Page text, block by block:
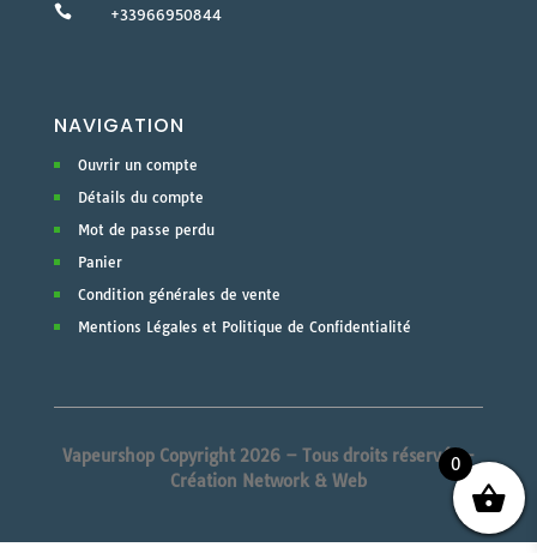
 +33966950844
NAVIGATION
Ouvrir un compte
Détails du compte
Mot de passe perdu
Panier
Condition générales de vente
Mentions Légales et Politique de Confidentialité
Vapeurshop Copyright 2026 – Tous droits réservés –
Création Network & Web
0